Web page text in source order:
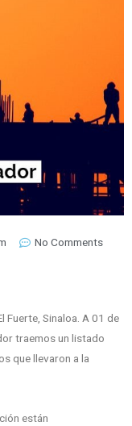
No Comments
Fuerte, Sinaloa. A 01 de
traemos un listado
que llevaron a la
están